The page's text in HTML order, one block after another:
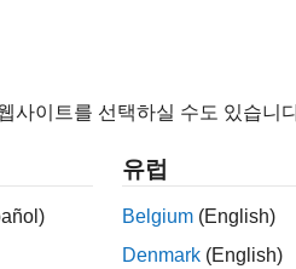
이 예제에서는 Simulink®
System Toolbox™ 라이
기반으로 지상 차량의 위
사이트를 선택하실 수도 있습니
유럽
Belgium (English)
Denmark (English)